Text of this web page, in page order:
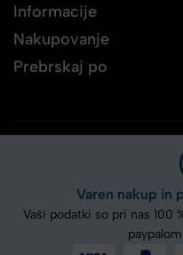
Informacije
Nakupovanje
Prebrskaj po
Varen nakup in
Vaši podatki so pri nas 100